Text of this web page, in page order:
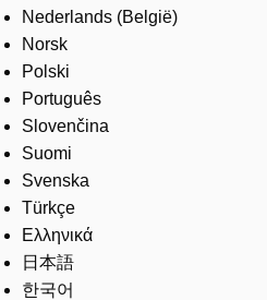
Nederlands (België)
Norsk
Polski
Português
Slovenčina
Suomi
Svenska
Türkçe
Ελληνικά
日本語
한국어